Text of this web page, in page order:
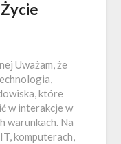
Uważam, że
które
w interakcje w
warunkach. Na
komputerach,